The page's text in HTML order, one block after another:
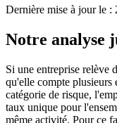
Dernière mise à jour le :
Notre analyse
Si une entreprise
qu'elle compte plusieurs
catégorie de risque,
taux unique pour
même activité. Pour ce